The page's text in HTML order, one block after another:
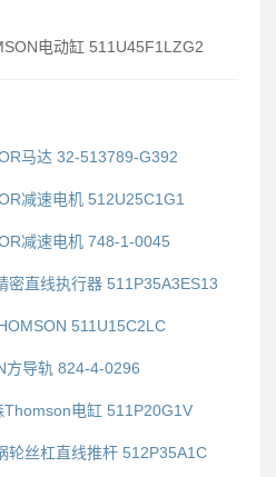
电动缸 511U45F1LZG2
马达 32-513789-G392
减速电机 512U25C1G1
减速电机 748-1-0045
直线执行器 511P35A3ES13
511U15C2LC
方导轨 824-4-0296
电缸 511P20G1V
丝杠直线推杆 512P35A1C